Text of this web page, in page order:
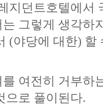
지던트호텔에서
그렇게 생각하
(야당에 대한)
여전히 거부하
으로 풀이된다.